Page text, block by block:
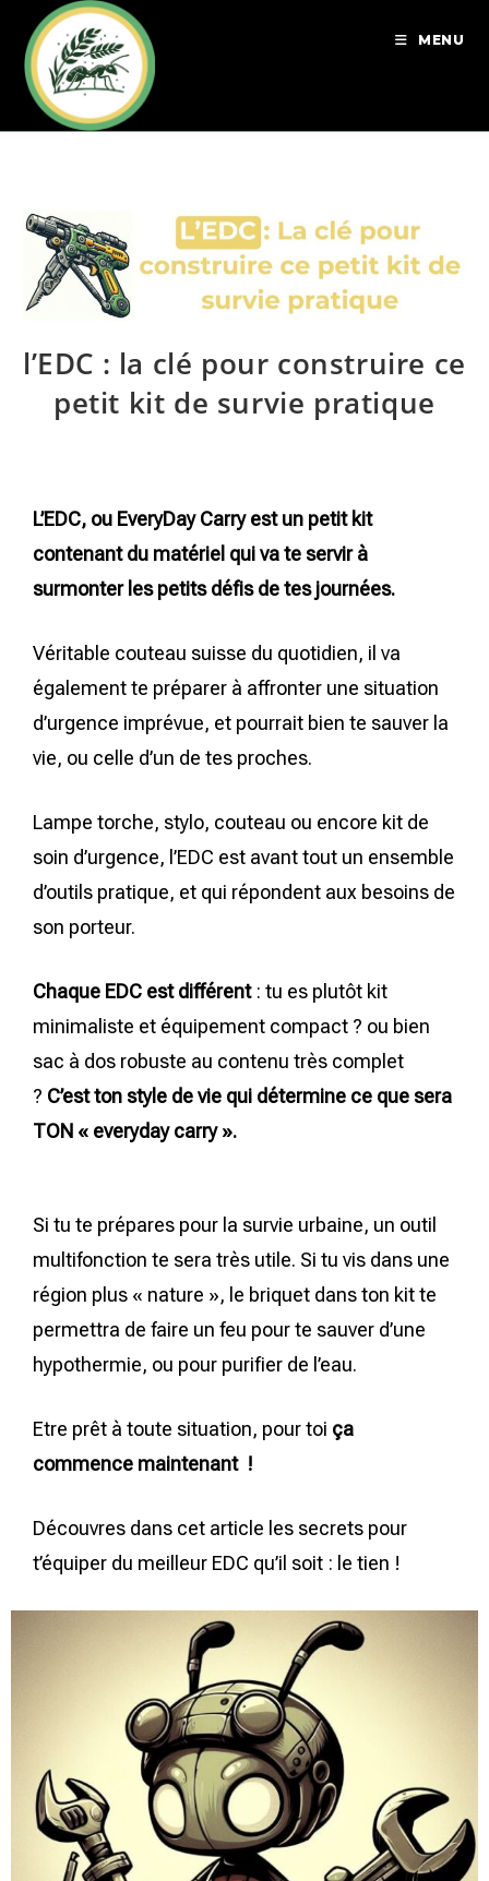
MENU
l’EDC : la clé pour construire ce
petit kit de survie pratique
L’EDC, ou EveryDay Carry est un petit kit
contenant du matériel qui va te servir à
surmonter les petits défis de tes journées.
Véritable couteau suisse du quotidien, il va
également te préparer à affronter une situation
d’urgence imprévue, et pourrait bien te sauver la
vie, ou celle d’un de tes proches.
Lampe torche, stylo, couteau ou encore kit de
soin d’urgence, l’EDC est avant tout un ensemble
d’outils pratique, et qui répondent aux besoins de
son porteur.
Chaque EDC est différent: tu es plutôt kit
minimaliste et équipement compact ? ou bien
sac à dos robuste au contenu très complet
? C’est ton style de vie qui détermine ce que sera
TON « everyday carry ».
Si tu te prépares pour la survie urbaine, un outil
multifonction te sera très utile. Si tu vis dans une
région plus « nature », le briquet dans ton kit te
permettra de faire un feu pour te sauver d’une
hypothermie, ou pour purifier de l’eau.
Etre prêt à toute situation, pour toi ça
commence maintenant !
Découvres dans cet article les secrets pour
t’équiper du meilleur EDC qu’il soit : le tien !